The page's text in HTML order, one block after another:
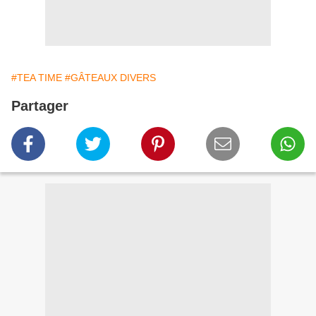
#TEA TIME #GÂTEAUX DIVERS
Partager